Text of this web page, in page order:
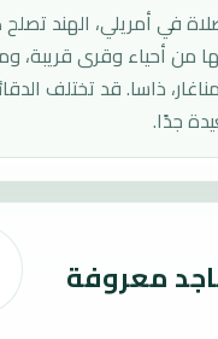
في أمريلي، الهند
من أحياء وقرى قريبة،
ذاسا. قد تختلف
جدًا.
معروفة